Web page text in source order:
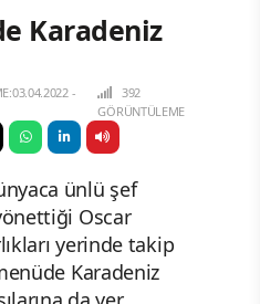
Karadeniz
-
392
GÖRÜNTÜLEME
ünlü şef
Oscar
yerinde takip
Karadeniz